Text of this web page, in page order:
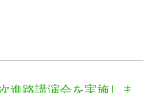
進路講演会を実施しま